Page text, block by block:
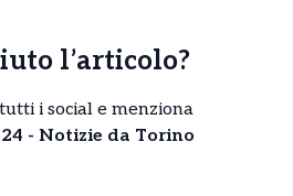
l’articolo?
i social e menziona
- Notizie da Torino